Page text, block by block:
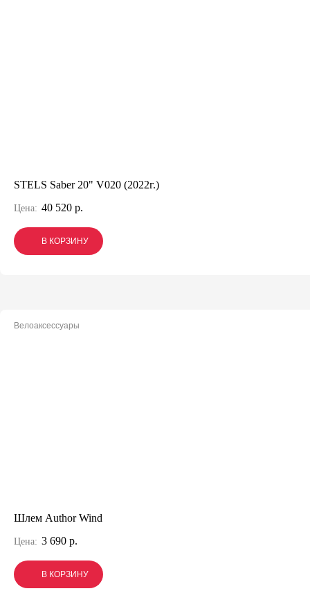
STELS Saber 20" V020 (2022г.)
Цена: 40 520 р.
В КОРЗИНУ
В КОРЗИНУ
В КОРЗИНУ
Велоаксессуары
Шлем Author Wind
Цена: 3 690 р.
В КОРЗИНУ
В КОРЗИНУ
В КОРЗИНУ